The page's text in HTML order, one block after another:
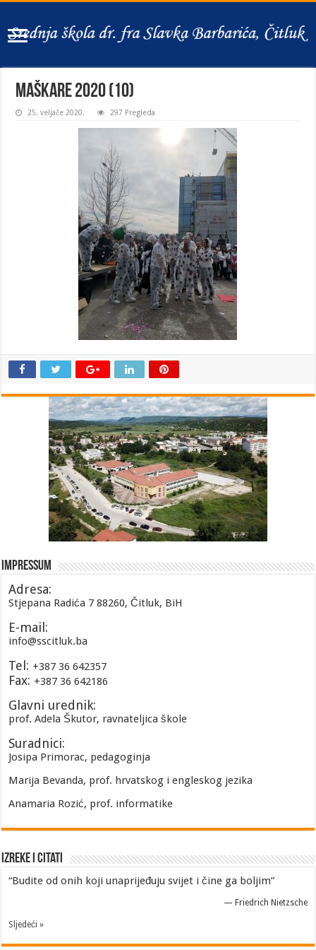
Maškare 2020 (10)
25. veljače 2020. 297 Pregleda
Impressum
Adresa:
Stjepana Radića 7 88260, Čitluk, BiH
E-mail:
info@sscitluk.ba
Tel: +387 36 642357
Fax: +387 36 642186
Glavni urednik:
prof. Adela Škutor, ravnateljica škole
Suradnici:
Josipa Primorac, pedagoginja
Marija Bevanda, prof. hrvatskog i engleskog jezika
Anamaria Rozić, prof. informatike
Izreke i Citati
“Budite od onih koji unaprijeđuju svijet i čine ga boljim”
— Friedrich Nietzsche
Sljedeći »